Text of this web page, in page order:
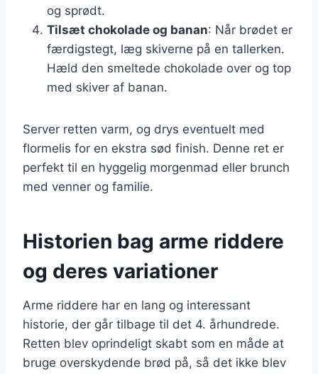
og sprødt.
Tilsæt chokolade og banan: Når brødet er
færdigstegt, læg skiverne på en tallerken.
Hæld den smeltede chokolade over og top
med skiver af banan.
Server retten varm, og drys eventuelt med
flormelis for en ekstra sød finish. Denne ret er
perfekt til en hyggelig morgenmad eller brunch
med venner og familie.
Historien bag arme riddere
og deres variationer
Arme riddere har en lang og interessant
historie, der går tilbage til det 4. århundrede.
Retten blev oprindeligt skabt som en måde at
bruge overskydende brød på, så det ikke blev